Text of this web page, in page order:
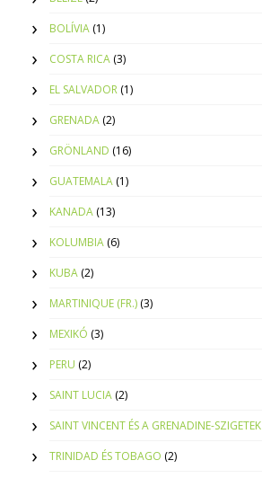
BOLÍVIA (1)
COSTA RICA (3)
EL SALVADOR (1)
GRENADA (2)
GRÖNLAND (16)
GUATEMALA (1)
KANADA (13)
KOLUMBIA (6)
KUBA (2)
MARTINIQUE (FR.) (3)
MEXIKÓ (3)
PERU (2)
SAINT LUCIA (2)
SAINT VINCENT ÉS A GRENADINE-SZIGETEK
TRINIDAD ÉS TOBAGO (2)